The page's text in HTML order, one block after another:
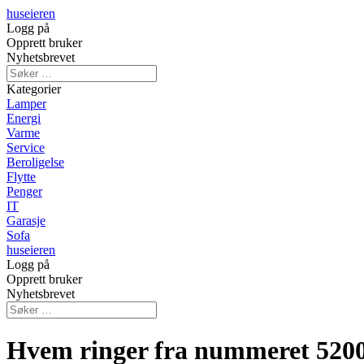
huseieren
Logg på
Opprett bruker
Nyhetsbrevet
Kategorier
Lamper
Energi
Varme
Service
Beroligelse
Flytte
Penger
IT
Garasje
Sofa
huseieren
Logg på
Opprett bruker
Nyhetsbrevet
Hvem ringer fra nummeret